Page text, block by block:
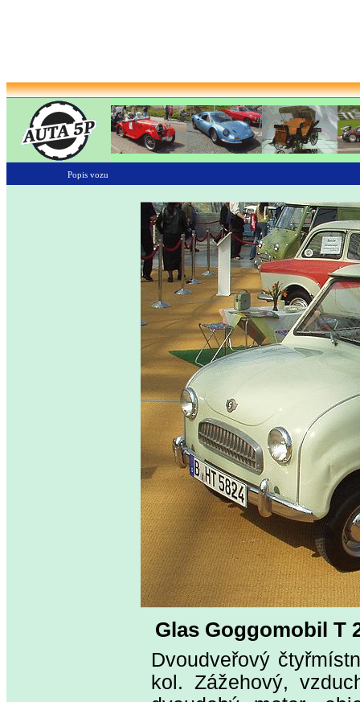
Popis vozu
Glas Goggomobil T
Dvoudveřový
kol. Zážehový,